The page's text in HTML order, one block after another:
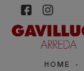
HOME -